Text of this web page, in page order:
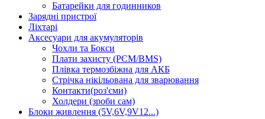
Батарейки для годинников
Зарядні пристрої
Ліхтарі
Аксесуари для акумуляторів
Чохли та Бокси
Плати захисту (PCM/BMS)
Плівка термозбіжна для АКБ
Стрічка нікільована для зварювання
Контакти(роз'єми)
Холдери (зроби сам)
Блоки живлення (5V,6V,9V12...)